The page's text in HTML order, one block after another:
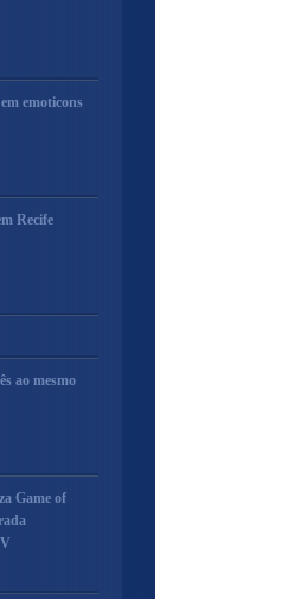
emoticons
Recife
ao mesmo
Game of